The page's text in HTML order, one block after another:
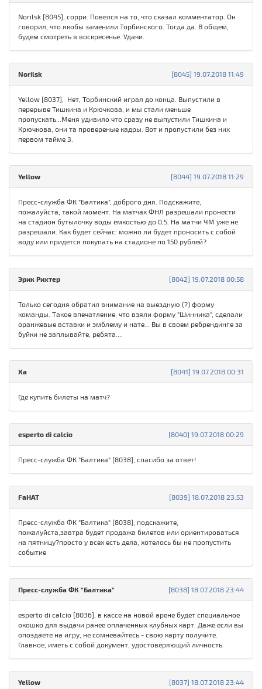
Norilsk [8045], сорри. Повелся на то, что сказал комментатор. Он
говорил, что якобы заменили Торбинского. Тогда да. В общем,
будем смотреть в воскресенье. Удачи.
[8045] 19.07.2018 11:49
Norilsk
Yellow [8037], Нет, Торбинский играл до конца. Выпустили в
перерыве Тишкина и Крючкова, и мы стали меньше
пропускать...Меня удивило что сразу не выпустили Тишкина и
Крючкова, они та провереные кадры. Вот и пропустили без них
первом тайме 3.
[8044] 19.07.2018 11:29
Yellow
Пресс-служба ФК "Балтика", доброго дня. Подскажите,
пожалуйста, такой момент. На матчах ФНЛ разрешали пронести
на стадион бутылочку воды емкостью до 0,5. На матчи ЧМ уже не
разрешали. Как будет сейчас: можно ли будет проносить с собой
воду или придется покупать на стадионе по 150 рублей?
[8042] 19.07.2018 00:58
Эрик Рихтер
Только сегодня обратил внимание на выездную (?) форму
команды. Такое впечатление, что взяли форму "Шинника", сделали
оранжевые вставки и эмблему и нате... Вы в своем ребрендинге за
буйки не заплывайте, ребята....
[8041] 19.07.2018 00:31
Xa
Где купить билеты на матч?
[8040] 19.07.2018 00:29
esperto di calcio
Пресс-служба ФК "Балтика" [8038], спасибо за ответ!
[8039] 18.07.2018 23:53
FaHAT
Пресс-служба ФК "Балтика" [8038], подскажите,
пожалуйста,завтра будет продажа билетов или ориентироваться
на пятницу?просто у всех есть дела, хотелось бы не пропустить
событие
[8038] 18.07.2018 23:44
Пресс-служба ФК "Балтика"
esperto di calcio [8036], в кассе на новой арене будет специальное
окошко для выдачи ранее оплаченных клубных карт. Даже если вы
опоздаете на игру, не сомневайтесь - свою карту получите.
Главное, иметь с собой документ, удостоверяющий личность.
[8037] 18.07.2018 23:44
Yellow